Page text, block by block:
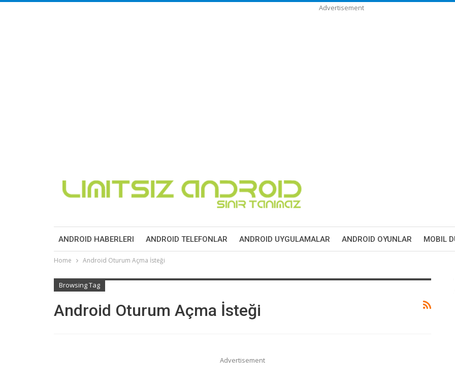
Advertisement
ANDROID HABERLERI ANDROID TELEFONLAR ANDROID UYGULAMALAR ANDROID OYUNLAR MOBIL
Home Android Oturum Açma İsteği
Browsing Tag
Android Oturum Açma İsteği
Advertisement